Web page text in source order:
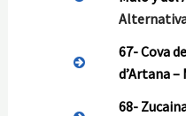
67-Cova
d’Artana –
68-